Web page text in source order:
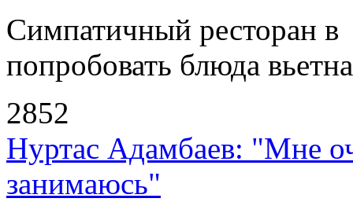
Симпатичный ресторан
попробовать блюда
2852
Нуртас Адамбаев: "Мне
занимаюсь"